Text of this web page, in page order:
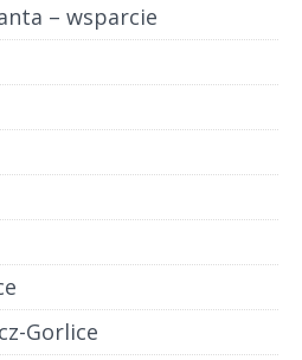
– wsparcie
Gorlice